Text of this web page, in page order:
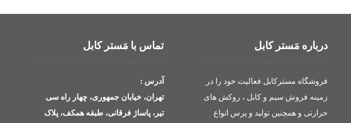
درباره مَستر کابل
فروشگاه مسترکابل فعالیت خود را در
زمینه فروش سیم و کابل ، روکش های
حرارتی و همچنین تولید و پرس انواع
تماس با مَستر کابل
آدرس :
تهران، خیابان جمهوری، چهار راه سی
تیر، پاساژ فرقانی، طبقه همکف، پلاک